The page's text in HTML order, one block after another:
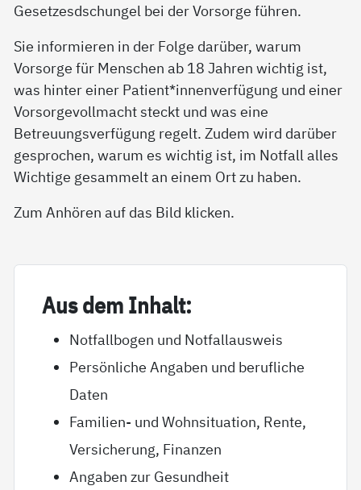
Gesetzesdschungel bei der Vorsorge führen.
Sie informieren in der Folge darüber, warum
Vorsorge für Menschen ab 18 Jahren wichtig ist,
was hinter einer Patient*innenverfügung und einer
Vorsorgevollmacht steckt und was eine
Betreuungsverfügung regelt. Zudem wird darüber
gesprochen, warum es wichtig ist, im Notfall alles
Wichtige gesammelt an einem Ort zu haben.
Zum Anhören auf das Bild klicken.
Aus dem In­halt:
Notfallbogen und Notfallausweis
Persönliche Angaben und berufliche
Daten
Familien- und Wohnsituation, Rente,
Versicherung, Finanzen
Angaben zur Gesundheit